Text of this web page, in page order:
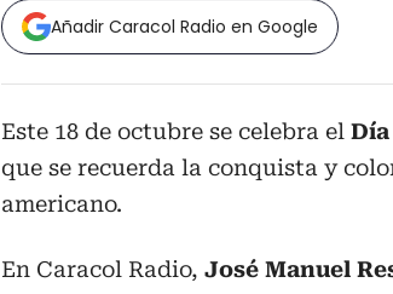
Añadir Caracol Radio en Google
Este 18 de octubre se celebra el Día
que se recuerda la conquista y
americano.
En Caracol Radio, José Manuel